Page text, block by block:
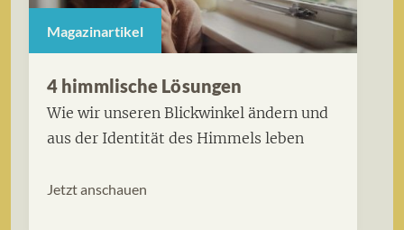
Magazinartikel
4 himmlische Lösungen
Wie wir unseren Blickwinkel ändern und
aus der Identität des Himmels leben
Jetzt anschauen